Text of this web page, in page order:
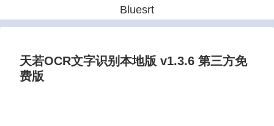
Bluesrt
天若OCR文字识别本地版 v1.3.6 第三方免
费版